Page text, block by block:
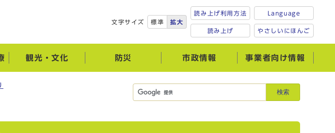
文字サイズ 標準 拡大
読み上げ利用方法
読み上げ
Language
やさしいにほんご
観光・文化 防災 市政情報 事業者向け情報
検索